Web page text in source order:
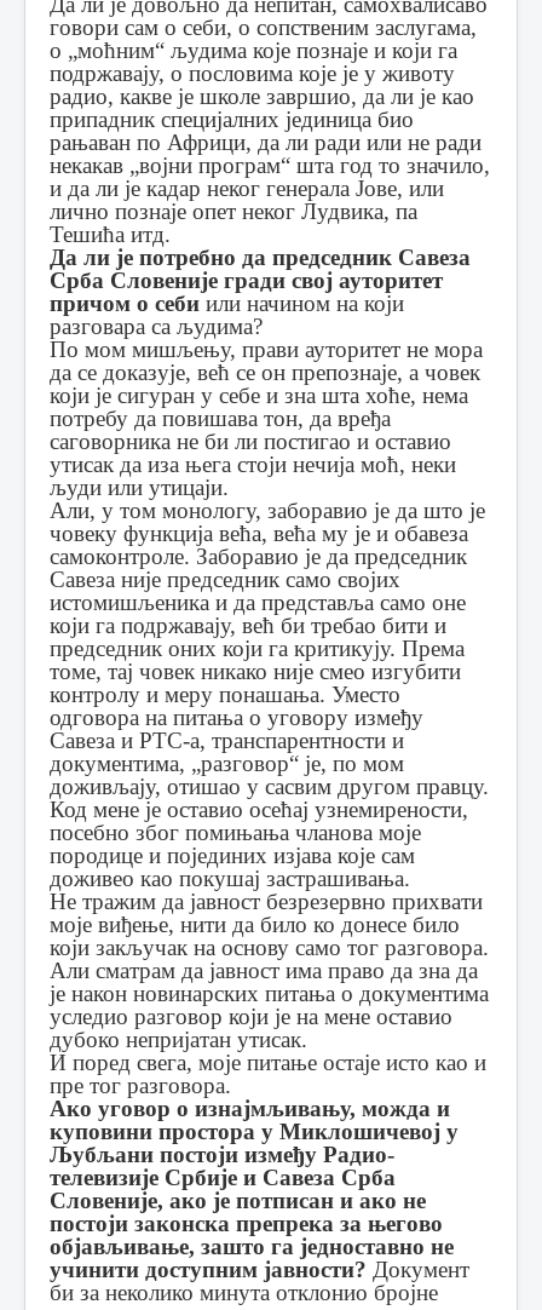
говори сам о себи, о сопственим заслугама,
о „моћним“ људима које познаје и који га
подржавају, о пословима које је у животу
радио, какве је школе завршио, да ли је као
припадник специјалних јединица био
рањаван по Африци, да ли ради или не ради
некакав „војни програм“ шта год то значило,
и да ли је кадар неког генерала Јове, или
лично познаје опет неког Лудвика, па
Тешића итд.
Да ли је потребно да председник Савеза
Срба Словеније гради свој ауторитет
причом о себи или начином на који
разговара са људима?
По мом мишљењу, прави ауторитет не мора
да се доказује, већ се он препознаје, а човек
који је сигуран у себе и зна шта хоће, нема
потребу да повишава тон, да вређа
саговорника не би ли постигао и оставио
утисак да иза њега стоји нечија моћ, неки
људи или утицаји.
Али, у том монологу, заборавио је да што је
човеку функција већа, већа му је и обавеза
самоконтроле. Заборавио је да председник
Савеза није председник само својих
истомишљеника и да представља само оне
који га подржавају, већ би требао бити и
председник оних који га критикују. Према
томе, тај човек никако није смео изгубити
контролу и меру понашања. Уместо
одговора на питања о уговору између
Савеза и РТС-а, транспарентности и
документима, „разговор“ је, по мом
доживљају, отишао у сасвим другом правцу.
Код мене је оставио осећај узнемирености,
посебно због помињања чланова моје
породице и појединих изјава које сам
доживео као покушај застрашивања.
Не тражим да јавност безрезервно прихвати
моје виђење, нити да било ко донесе било
који закључак на основу само тог разговора.
Али сматрам да јавност има право да зна да
је након новинарских питања о документима
уследио разговор који је на мене оставио
дубоко непријатан утисак.
И поред свега, моје питање остаје исто као и
пре тог разговора.
Ако уговор о изнајмљивању, можда и
куповини простора у Миклошичевој у
Љубљани постоји између Радио-
телевизије Србије и Савеза Срба
Словеније, ако је потписан и ако не
постоји законска препрека за његово
објављивање, зашто га једноставно не
учинити доступним јавности? Документ
би за неколико минута отклонио бројне